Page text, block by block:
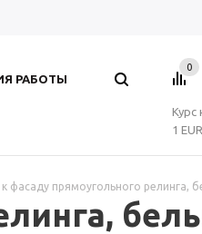
РАБОТЫ
0
Курс
1
фасаду прямоугольного релинга,